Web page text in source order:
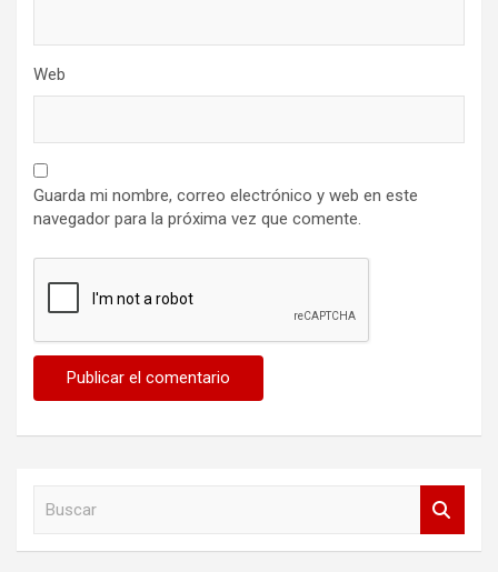
Web
Guarda mi nombre, correo electrónico y web en este
navegador para la próxima vez que comente.